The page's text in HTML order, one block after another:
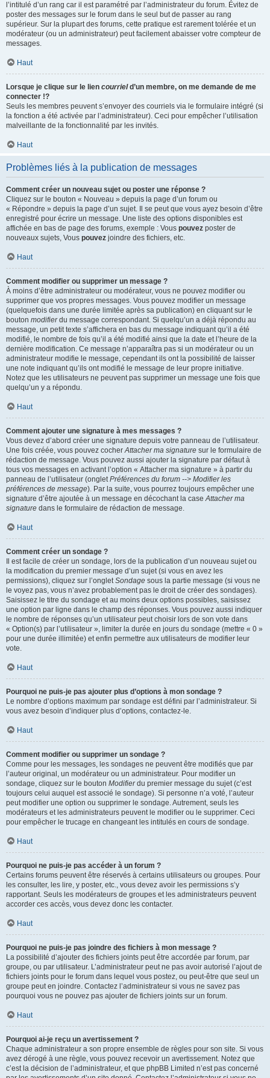
l’intitulé d’un rang car il est paramétré par l’administrateur du forum. Évitez de
poster des messages sur le forum dans le seul but de passer au rang
supérieur. Sur la plupart des forums, cette pratique est rarement tolérée et un
modérateur (ou un administrateur) peut facilement abaisser votre compteur de
messages.
Haut
Lorsque je clique sur le lien courrield’un membre, on me demande de me
connecter !?
Seuls les membres peuvent s’envoyer des courriels via le formulaire intégré (si
la fonction a été activée par l’administrateur). Ceci pour empêcher l’utilisation
malveillante de la fonctionnalité par les invités.
Haut
Problèmes liés à la publication de messages
Comment créer un nouveau sujet ou poster une réponse ?
Cliquez sur le bouton « Nouveau » depuis la page d’un forum ou
« Répondre » depuis la page d’un sujet. Il se peut que vous ayez besoin d’être
enregistré pour écrire un message. Une liste des options disponibles est
affichée en bas de page des forums, exemple : Vous pouvez poster de
nouveaux sujets, Vous pouvez joindre des fichiers, etc.
Haut
Comment modifier ou supprimer un message ?
À moins d’être administrateur ou modérateur, vous ne pouvez modifier ou
supprimer que vos propres messages. Vous pouvez modifier un message
(quelquefois dans une durée limitée après sa publication) en cliquant sur le
bouton modifierdu message correspondant. Si quelqu’un a déjà répondu au
message, un petit texte s’affichera en bas du message indiquant qu’il a été
modifié, le nombre de fois qu’il a été modifié ainsi que la date et l’heure de la
dernière modification. Ce message n’apparaîtra pas si un modérateur ou un
administrateur modifie le message, cependant ils ont la possibilité de laisser
une note indiquant qu’ils ont modifié le message de leur propre initiative.
Notez que les utilisateurs ne peuvent pas supprimer un message une fois que
quelqu’un y a répondu.
Haut
Comment ajouter une signature à mes messages ?
Vous devez d’abord créer une signature depuis votre panneau de l’utilisateur.
Une fois créée, vous pouvez cocherAttacher ma signature sur le formulaire de
rédaction de message. Vous pouvez aussi ajouter la signature par défaut à
tous vos messages en activant l’option « Attacher ma signature » à partir du
panneau de l’utilisateur (ongletPréférences du forum --> Modifier les
préférences de message). Par la suite, vous pourrez toujours empêcher une
signature d’être ajoutée à un message en décochant la caseAttacher ma
signature dans le formulaire de rédaction de message.
Haut
Comment créer un sondage ?
Il est facile de créer un sondage, lors de la publication d’un nouveau sujet ou
la modification du premier message d’un sujet (si vous en avez les
permissions), cliquez sur l’ongletSondage sous la partie message (si vous ne
le voyez pas, vous n’avez probablement pas le droit de créer des sondages).
Saisissez le titre du sondage et au moins deux options possibles, saisissez
une option par ligne dans le champ des réponses. Vous pouvez aussi indiquer
le nombre de réponses qu’un utilisateur peut choisir lors de son vote dans
« Option(s) par l’utilisateur », limiter la durée en jours du sondage (mettre « 0 »
pour une durée illimitée) et enfin permettre aux utilisateurs de modifier leur
vote.
Haut
Pourquoi ne puis-je pas ajouter plus d’options à mon sondage ?
Le nombre d’options maximum par sondage est défini par l’administrateur. Si
vous avez besoin d’indiquer plus d’options, contactez-le.
Haut
Comment modifier ou supprimer un sondage ?
Comme pour les messages, les sondages ne peuvent être modifiés que par
l’auteur original, un modérateur ou un administrateur. Pour modifier un
sondage, cliquez sur le bouton Modifierdu premier message du sujet (c’est
toujours celui auquel est associé le sondage). Si personne n’a voté, l’auteur
peut modifier une option ou supprimer le sondage. Autrement, seuls les
modérateurs et les administrateurs peuvent le modifier ou le supprimer. Ceci
pour empêcher le trucage en changeant les intitulés en cours de sondage.
Haut
Pourquoi ne puis-je pas accéder à un forum ?
Certains forums peuvent être réservés à certains utilisateurs ou groupes. Pour
les consulter, les lire, y poster, etc., vous devez avoir les permissions s’y
rapportant. Seuls les modérateurs de groupes et les administrateurs peuvent
accorder ces accès, vous devez donc les contacter.
Haut
Pourquoi ne puis-je pas joindre des fichiers à mon message ?
La possibilité d’ajouter des fichiers joints peut être accordée par forum, par
groupe, ou par utilisateur. L’administrateur peut ne pas avoir autorisé l’ajout de
fichiers joints pour le forum dans lequel vous postez, ou peut-être que seul un
groupe peut en joindre. Contactez l’administrateur si vous ne savez pas
pourquoi vous ne pouvez pas ajouter de fichiers joints sur un forum.
Haut
Pourquoi ai-je reçu un avertissement ?
Chaque administrateur a son propre ensemble de règles pour son site. Si vous
avez dérogé à une règle, vous pouvez recevoir un avertissement. Notez que
c’est la décision de l’administrateur, et que phpBB Limited n’est pas concerné